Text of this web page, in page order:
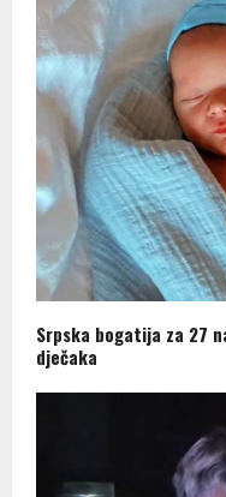
Srpska bogatija za 27
dječaka